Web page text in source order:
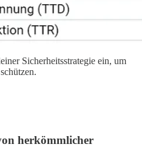
Sicherheitsstrategie ein, um
herkömmlicher